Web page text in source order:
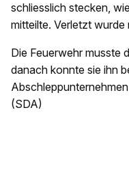
schliesslich stecken,
mitteilte. Verletzt wurde
Die Feuerwehr musste
danach konnte sie ihn
(SDA)